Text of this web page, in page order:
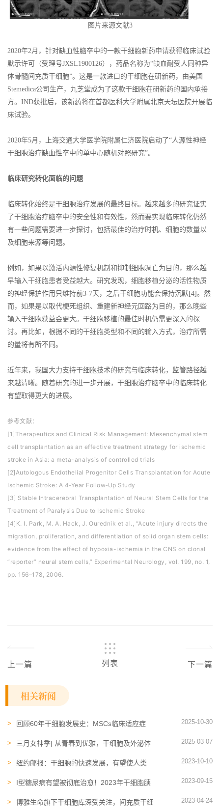
图片来源文献3
2020年2月，针对缺血性脑卒中的一款干细胞新药申请获得临床试验
默示许可（受理号JXSL1900126），药品名称为“缺血耐受人同种异
体骨髓间充质干细胞”。这是一款进口的干细胞在研新药，由美国
Stemedica公司生产，九芝堂成为了这款干细胞在研新药的国内承接
方。IND获批后，该新药将在首都医科大学附属北京天坛医院开展临
床试验。
2020年5月，上海交通大学医学院附属仁济医院启动了“人源性神经
干细胞治疗缺血性卒中的单中心随机对照研究”。
临床研究转化面临的问题
临床转化始终是干细胞治疗发展的最终目标。越来越多的研究证实
了干细胞治疗脑卒中的安全性和有效性，然而要实现临床转化仍然
有一些问题需要进一步探讨，包括最佳的治疗时机、细胞的数量以
及细胞来源等问题。
例如，如果以激活内源性修复机制和抑制细胞凋亡为目的，那么越
早输入干细胞患者受益越大。研究发现，细胞移植分泌的活性物质
的神经保护作用只维持前3-7天，之后干细胞功能会保持沉默[4]。然
而，如果是以取代梗死组织、重建新神经元回路为目的，那么晚些
输入干细胞获益会更大。干细胞移植的最佳时机仍需更深入的探
讨。再比如，根据不同的干细胞类型和不同的输入方式，治疗所需
的量将有所不同。
近年来，我国大力支持干细胞技术的研究与临床转化，监管路径越
来越清晰。随着研究的进一步开展，干细胞治疗脑卒中的临床转化
有望取得更大的进展。
参考文献：
[1]Therapeutics and Clinical Risk Management: Mesenchymal stem
cell transplantation as an effective treatment strategy for ischemic
stroke in Asia: a meta-analysis of controlled trials
[2]Autologous Endothelial Progenitor Cells Transplantation for Acute
Ischemic Stroke: A 4‐Year Follow‐Up Study
[3] Stable Intracerebral Transplantation of Neural Stem Cells for the
Treatment of Paralysis Due to Ischemic Stroke
[4]K. I. Park, M. A. Hack, J. Ourednik et al., “Acute injury directs the
migration, proliferation, and differentiation of solid organ stem cells:
evidence from the effect of hypoxia-ischemia in the CNS on clonal
“reporter” neural stem cells,” Experimental Neurology, vol. 199, no. 1,
pp. 156–178, 2006.
上一篇 列表 下一篇
相关新闻
回顾60年干细胞发展史：MSCs临床适应症
2025-10-30
三月女神季| 从青春到优雅，干细胞及外泌体
2025-03-07
纽约邮报：干细胞的快速发展，有望使人类
2023-10-10
I型糖尿病有望被彻底治愈！2023年干细胞胰
2023-09-15
博雅生命旗下干细胞库深受关注，间充质干细
2023-04-24